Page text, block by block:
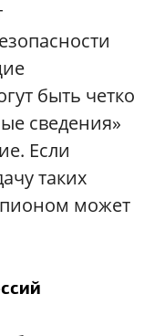
быть четко
сведения»
Если
таких
может